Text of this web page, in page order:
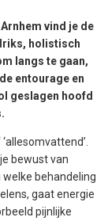
vind je de
holistisch
langs te gaan,
entourage en
geslagen hoofd
bewust van
behandeling
gaat energie
pijnlijke